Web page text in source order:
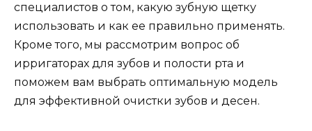
специалистов о том, какую зубную щетку
использовать и как ее правильно применять.
Кроме того, мы рассмотрим вопрос об
ирригаторах для зубов и полости рта и
поможем вам выбрать оптимальную модель
для эффективной очистки зубов и десен.